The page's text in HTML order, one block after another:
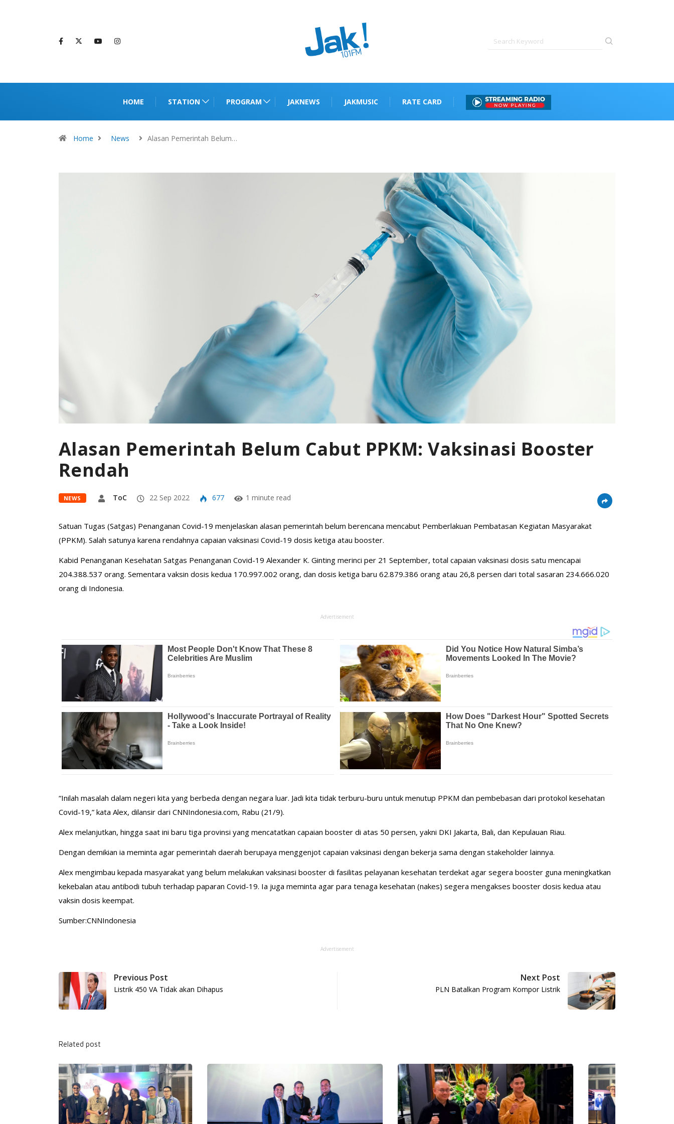
HOME STATION PROGRAM JAKNEWS JAKMUSIC RATE CARD
Home News Alasan Pemerintah Belum…
Alasan Pemerintah Belum Cabut PPKM: Vaksinasi Booster
Rendah
NEWS ToC 22 Sep 2022 677 1 minute read
Satuan Tugas (Satgas) Penanganan Covid-19 menjelaskan alasan pemerintah belum berencana mencabut Pemberlakuan Pembatasan Kegiatan Masyarakat
(PPKM). Salah satunya karena rendahnya capaian vaksinasi Covid-19 dosis ketiga atau booster.
Kabid Penanganan Kesehatan Satgas Penanganan Covid-19 Alexander K. Ginting merinci per 21 September, total capaian vaksinasi dosis satu mencapai
204.388.537 orang. Sementara vaksin dosis kedua 170.997.002 orang, dan dosis ketiga baru 62.879.386 orang atau 26,8 persen dari total sasaran 234.666.020
orang di Indonesia.
Advertisement
“Inilah masalah dalam negeri kita yang berbeda dengan negara luar. Jadi kita tidak terburu-buru untuk menutup PPKM dan pembebasan dari protokol kesehatan
Covid-19,” kata Alex, dilansir dari CNNIndonesia.com, Rabu (21/9).
Alex melanjutkan, hingga saat ini baru tiga provinsi yang mencatatkan capaian booster di atas 50 persen, yakni DKI Jakarta, Bali, dan Kepulauan Riau.
Dengan demikian ia meminta agar pemerintah daerah berupaya menggenjot capaian vaksinasi dengan bekerja sama dengan stakeholder lainnya.
Alex mengimbau kepada masyarakat yang belum melakukan vaksinasi booster di fasilitas pelayanan kesehatan terdekat agar segera booster guna meningkatkan
kekebalan atau antibodi tubuh terhadap paparan Covid-19. Ia juga meminta agar para tenaga kesehatan (nakes) segera mengakses booster dosis kedua atau
vaksin dosis keempat.
Sumber:CNNIndonesia
Advertisement
Previous Post
Listrik 450 VA Tidak akan Dihapus
Next Post
PLN Batalkan Program Kompor Listrik
Related post